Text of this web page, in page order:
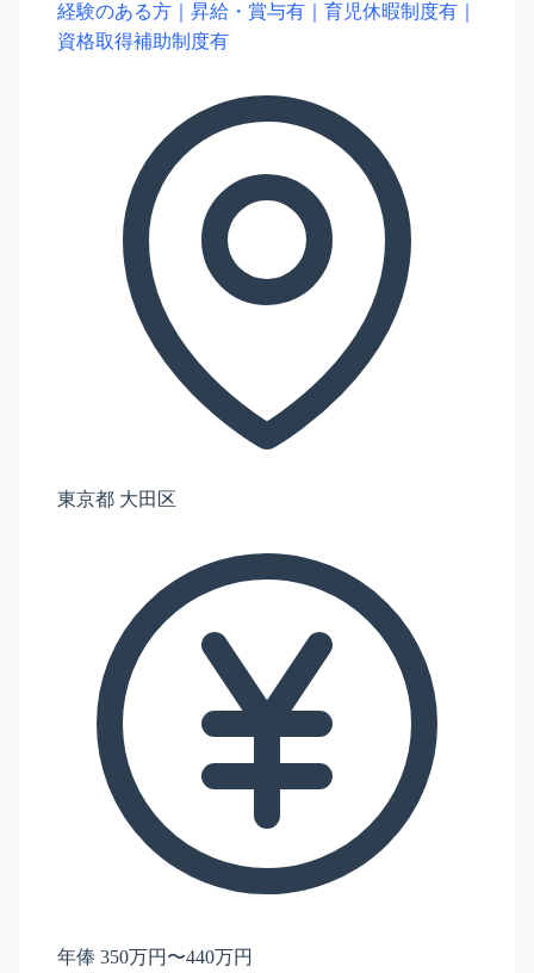
経験のある方｜昇給・賞与有｜育児休暇制度有｜
資格取得補助制度有
東京都 大田区
年俸 350万円〜440万円